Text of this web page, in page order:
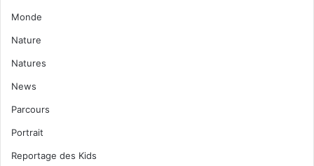
Monde
Nature
Natures
News
Parcours
Portrait
Reportage des Kids